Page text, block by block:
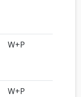
W+P
W+P